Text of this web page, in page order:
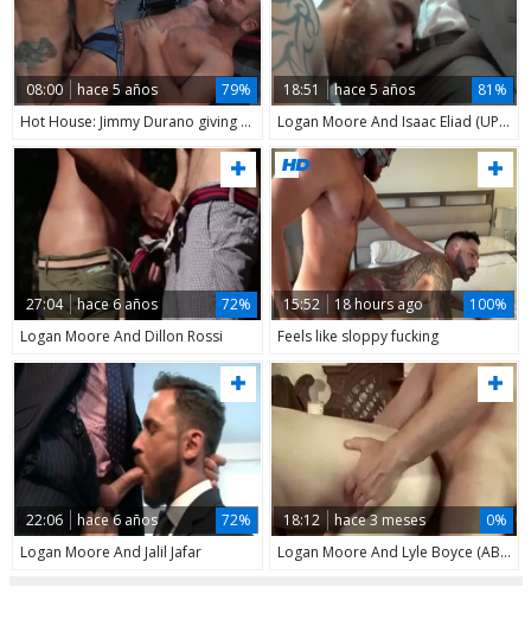
08:00 hace 5 años
79%
Hot House: Jimmy Durano giving head for Logan Moore uncut dick
18:51 hace 5 años
81%
Logan Moore And Isaac Eliad (UP4IT)
27:04 hace 6 años
72%
Logan Moore And Dillon Rossi
15:52 18 hours ago
100%
Feels like sloppy fucking
22:06 hace 6 años
72%
Logan Moore And Jalil Jafar
18:12 hace 3 meses
0%
Logan Moore And Lyle Boyce (AB P2)